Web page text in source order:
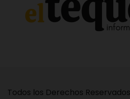
Todos los Derechos